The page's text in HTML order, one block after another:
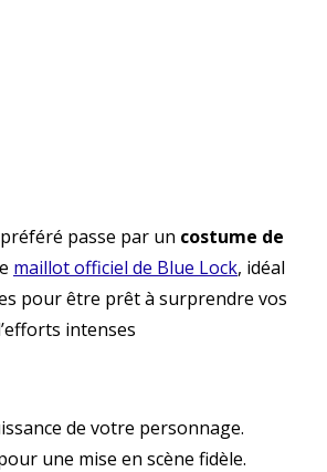
passe par un costume de
maillot officiel de Blue Lock, idéal
pour être prêt à surprendre vos
intenses
de votre personnage.
une mise en scène fidèle.